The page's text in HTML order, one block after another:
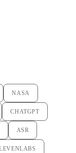
NASA
CHATGPT
ASR